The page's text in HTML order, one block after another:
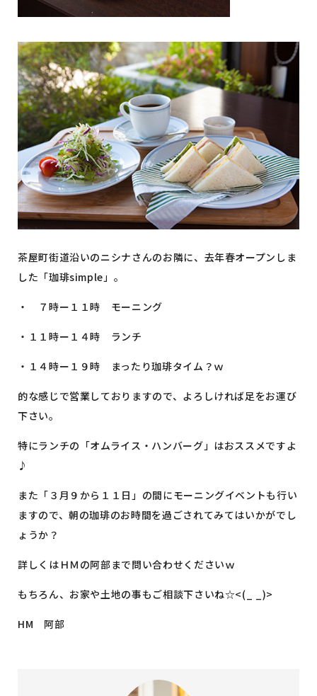
茶屋町街道沿いのニシナさんのお隣に、去年春オープンしま
した「珈琲simple」。
・ ７時ー１１時 モーニング
・１１時ー１４時 ランチ
・１４時ー１９時 まったり珈琲タイム？ｗ
的な感じで営業しておりますので、よろしければ足をお運び
下さい。
特にランチの「オムライス・ハンバーグ」はおススメですよ
♪
また「３月９から１１日」の間にモーニングイベントも行い
ますので、朝の珈琲のお時間を過ごされてみてはいかがでし
ょうか？
詳しくはＨＭの阿部まで問い合わせくださいｗ
もちろん、お家や土地の事もご相談下さいね☆<(_ _)>
HM 阿部